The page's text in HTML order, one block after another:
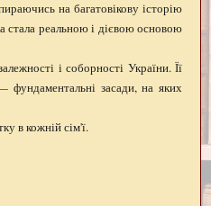
на багатовікову історію
стала реальною і дієвою основою
і соборності України. Її
фундаментальні засади, на яких
в кожній сім'ї.